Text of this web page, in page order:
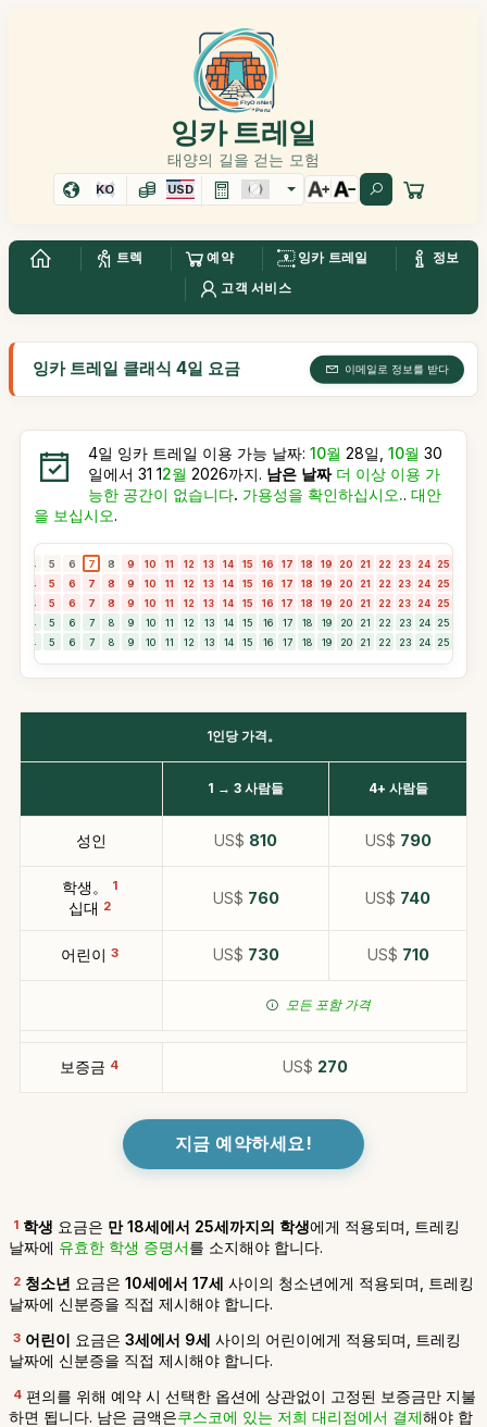
잉카 트레일
태양의 길을 걷는 모험
KO USD
트렉 예약 잉카 트레일
정보
고객 서비스
잉카 트레일 클래식 4일 요금 이메일로 정보를 받다
4일 잉카 트레일 이용 가능 날짜: 10월 28일, 10월 30
일에서 31 12월 2026까지. 남은 날짜 더 이상 이용 가
능한 공간이 없습니다. 가용성을 확인하십시오.. 대안
을 보십시오.
4 5 6 7 8 9 10 11 12 13 14 15 16 17 18 19 20 21 22 23 24 25
4 5 6 7 8 9 10 11 12 13 14 15 16 17 18 19 20 21 22 23 24 25
4 5 6 7 8 9 10 11 12 13 14 15 16 17 18 19 20 21 22 23 24 25
4 5 6 7 8 9 10 11 12 13 14 15 16 17 18 19 20 21 22 23 24 25
4 5 6 7 8 9 10 11 12 13 14 15 16 17 18 19 20 21 22 23 24 25
1인당 가격。
1 → 3 사람들 4+ 사람들
성인 US$ 810 US$ 790
학생。 1
십대 2 US$ 760 US$ 740
어린이 3 US$ 730 US$ 710
모든 포함 가격
보증금 4 US$ 270
지금 예약하세요!
1 학생 요금은 만 18세에서 25세까지의 학생에게 적용되며, 트레킹
날짜에 유효한 학생 증명서를 소지해야 합니다.
2 청소년 요금은 10세에서 17세 사이의 청소년에게 적용되며, 트레킹
날짜에 신분증을 직접 제시해야 합니다.
3 어린이 요금은 3세에서 9세 사이의 어린이에게 적용되며, 트레킹
날짜에 신분증을 직접 제시해야 합니다.
4 편의를 위해 예약 시 선택한 옵션에 상관없이 고정된 보증금만 지불
하면 됩니다. 남은 금액은쿠스코에 있는 저희 대리점에서 결제해야 합